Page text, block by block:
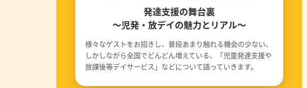
発達支援の舞台裏
〜児発・放デイの魅力とリアル〜
様々なゲストをお招きし、普段あまり触れる機会の少ない、
しかしながら全国でどんどん増えている、「児童発達支援や
放課後等デイサービス」などについて語っていきます。